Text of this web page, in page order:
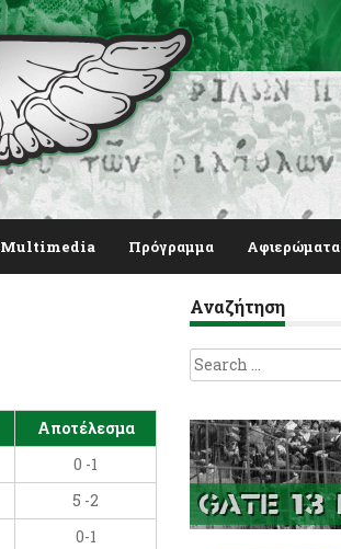
Multimedia Πρόγραμμα Αφιερώματα
Αποτέλεσμα
0 -1
5 -2
0-1
Αναζήτηση
Search
for: